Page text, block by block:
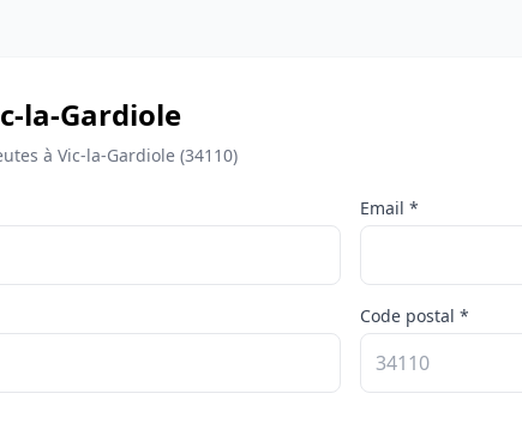
la-Gardiole
à Vic-la-Gardiole (34110)
Email *
Code postal *